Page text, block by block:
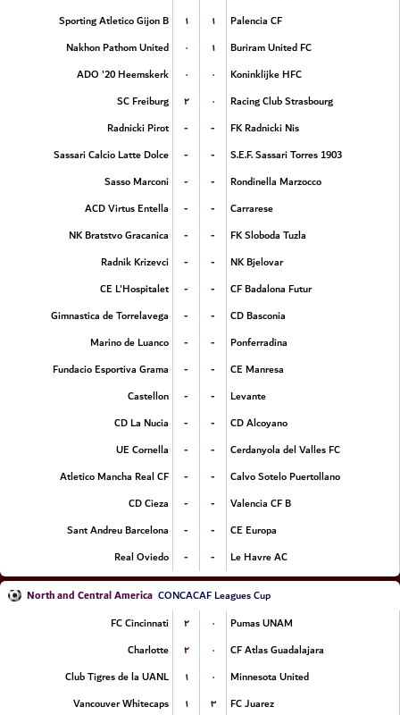
Sporting Atletico Gijon B
۱ ۱
Palencia CF
Nakhon Pathom United
۰ ۱
Buriram United FC
ADO '20 Heemskerk
۰ ۰
Koninklijke HFC
SC Freiburg
۲ ۰
Racing Club Strasbourg
Radnicki Pirot
- -
FK Radnicki Nis
Sassari Calcio Latte Dolce
- -
S.E.F. Sassari Torres 1903
Sasso Marconi
- -
Rondinella Marzocco
ACD Virtus Entella
- -
Carrarese
NK Bratstvo Gracanica
- -
FK Sloboda Tuzla
Radnik Krizevci
- -
NK Bjelovar
CE L'Hospitalet
- -
CF Badalona Futur
Gimnastica de Torrelavega
- -
CD Basconia
Marino de Luanco
- -
Ponferradina
Fundacio Esportiva Grama
- -
CE Manresa
Castellon
- -
Levante
CD La Nucia
- -
CD Alcoyano
UE Cornella
- -
Cerdanyola del Valles FC
Atletico Mancha Real CF
- -
Calvo Sotelo Puertollano
CD Cieza
- -
Valencia CF B
Sant Andreu Barcelona
- -
CE Europa
Real Oviedo
- - Le Havre AC
North and Central America CONCACAF Leagues Cup
FC Cincinnati
۲ ۰
Pumas UNAM
Charlotte
۲ ۰
CF Atlas Guadalajara
Club Tigres de la UANL
۱ ۰
Minnesota United
Vancouver Whitecaps
۱ ۳ FC Juarez